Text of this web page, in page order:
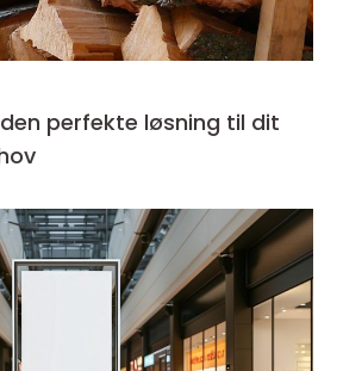
perfekte løsning til dit